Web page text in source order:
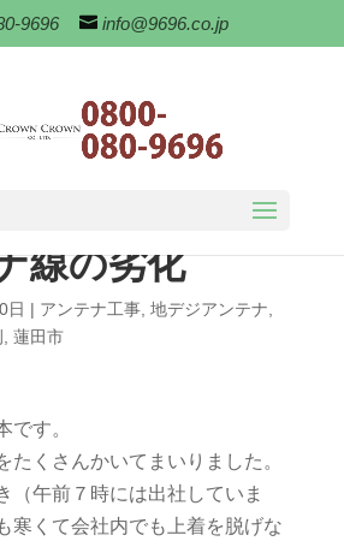
9696 info@9696.co.jp
線の劣化
日 | アンテナ工事, 地デジアンテナ
蓮田市
です。
たくさんかいてまいりました。
（午前７時には出社していま
寒くて会社内でも上着を脱げな